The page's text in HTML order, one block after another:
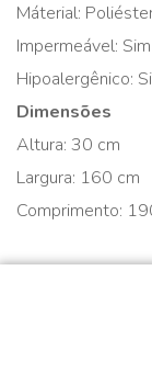
Máterial:
Impermeável: Sim
Hipoalergênico:
Dimensões
Altura: 30 cm
Largura: 160 cm
Comprimento: